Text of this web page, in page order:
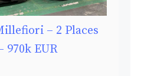
– 2 Places
970k EUR